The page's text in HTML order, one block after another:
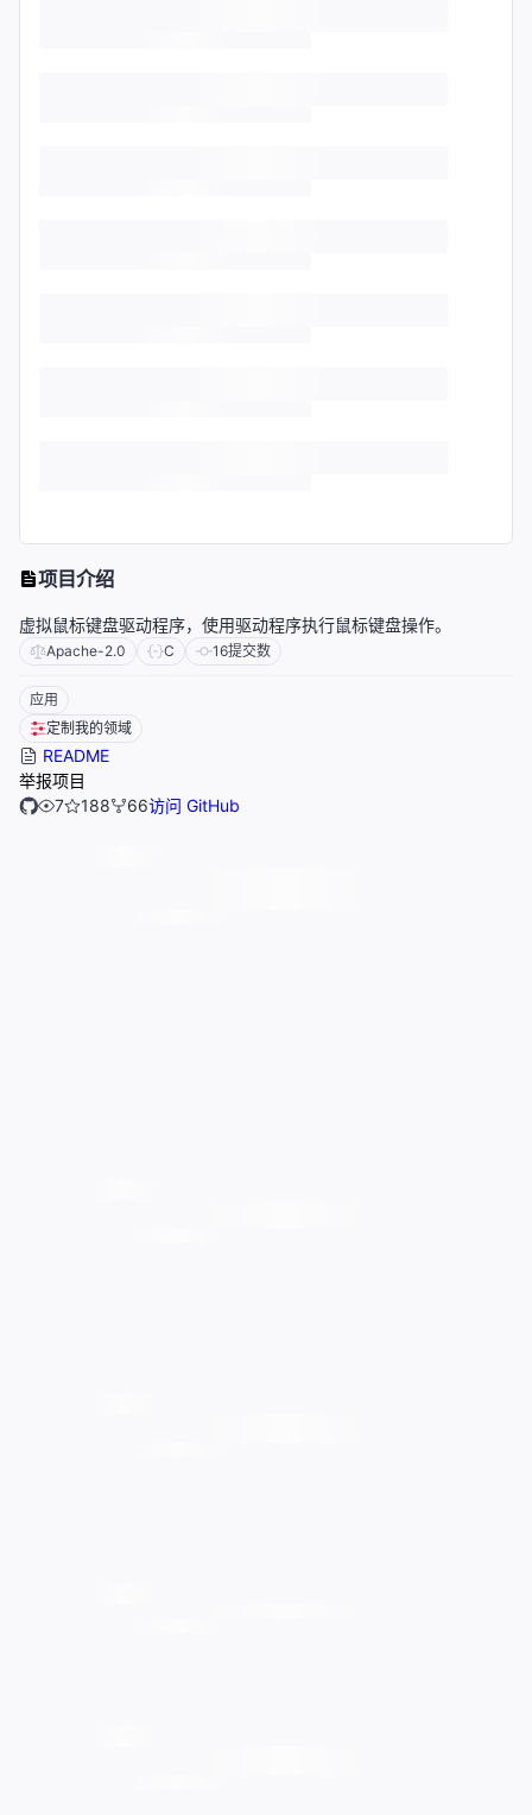
项目介绍
虚拟鼠标键盘驱动程序，使用驱动程序执行鼠标键盘操作。
Apache-2.0 C 16提交数
应用
定制我的领域
README
举报项目
7
188 66访问 GitHub